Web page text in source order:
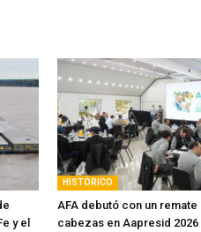
y el
HISTÓRICO
AFA debutó con un remate
cabezas en Aapresid 2026